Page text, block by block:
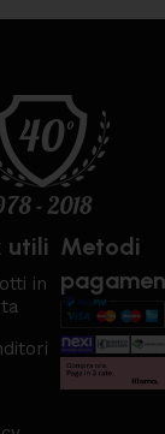
utili
in
Metodi